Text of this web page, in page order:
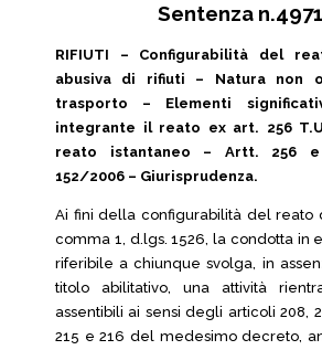
Sentenza
RIFIUTI – Configurabilità del
abusiva di rifiuti – Natura non
trasporto – Elementi
integrante il reato ex art. 256
reato istantaneo – Artt. 256 e
152/2006 – Giurisprudenza.
Ai fini della configurabilità del reato
comma 1, d.lgs. 1526, la condotta in
riferibile a chiunque svolga, in
titolo abilitativo, una attività
assentibili ai sensi degli articoli 208,
215 e 216 del medesimo decreto,